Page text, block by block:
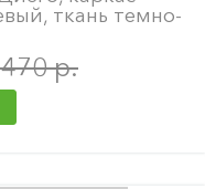
ткань темно-
р.